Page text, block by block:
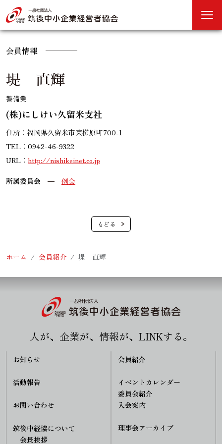
会員情報
堤 直輝
警備業
(株)にしけい久留米支社
住所：福岡県久留米市東櫛原町700-1
TEL：0942-46-9322
URL： http://nishikeinet.co.jp
所属委員会 例会
ホーム 会員紹介 堤 直輝
人が、企業が、情報が、LINKする。
お知らせ
活動報告
お問い合わせ
筑後中経協について
会長挨拶
会員紹介
イベントカレンダー
委員会紹介
入会案内
理事会アーカイブ